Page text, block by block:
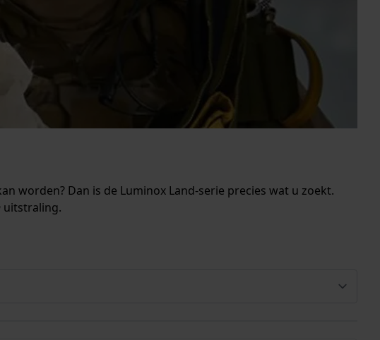
worden? Dan is de Luminox Land-serie precies wat u zoekt.
uitstraling.